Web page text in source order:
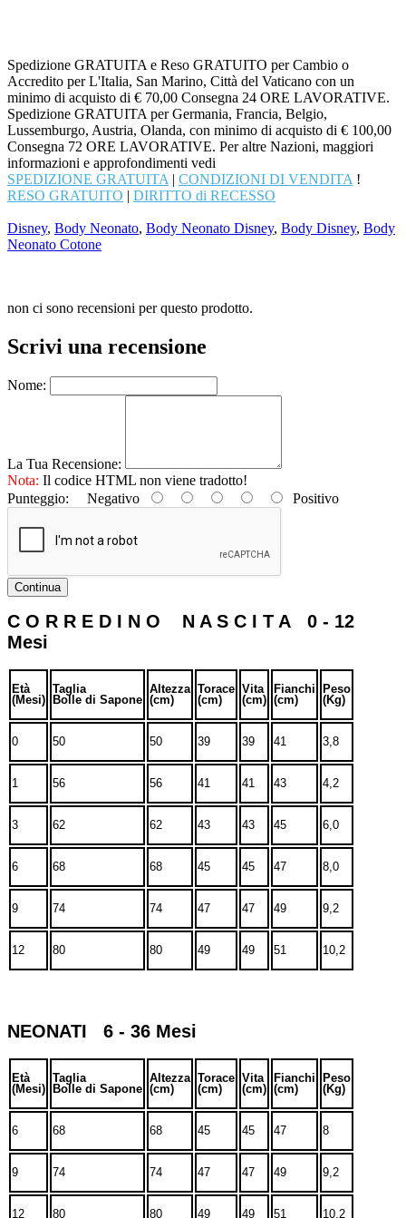
Spedizione GRATUITA e Reso GRATUITO per Cambio o
Accredito per L'Italia, San Marino, Città del Vaticano con un
minimo di acquisto di € 70,00 Consegna 24 ORE LAVORATIVE.
Spedizione GRATUITA per Germania, Francia, Belgio,
Lussemburgo, Austria, Olanda, con minimo di acquisto di € 100,00
Consegna 72 ORE LAVORATIVE. Per altre Nazioni, maggiori
informazioni e approfondimenti vedi
SPEDIZIONE GRATUITA | CONDIZIONI DI VENDITA !
RESO GRATUITO | DIRITTO di RECESSO
Disney, Body Neonato, Body Neonato Disney, Body Disney, Body
Neonato Cotone
non ci sono recensioni per questo prodotto.
Scrivi una recensione
Nome:
La Tua Recensione:
Nota: Il codice HTML non viene tradotto!
Punteggio: Negativo Positivo
Continua
C O R R E D I N O N A S C I T A 0 - 12
Mesi
Età
(Mesi)
Taglia
Bolle di Sapone
Altezza
(cm)
Torace
(cm)
Vita
(cm)
Fianchi
(cm)
Peso
(Kg)
0 50 50 39 39 41 3,8
1 56 56 41 41 43 4,2
3 62 62 43 43 45 6,0
6 68 68 45 45 47 8,0
9 74 74 47 47 49 9,2
12 80 80 49 49 51 10,2
NEONATI 6 - 36 Mesi
Età
(Mesi)
Taglia
Bolle di Sapone
Altezza
(cm)
Torace
(cm)
Vita
(cm)
Fianchi
(cm)
Peso
(Kg)
6 68 68 45 45 47 8
9 74 74 47 47 49 9,2
12 80 80 49 49 51 10,2